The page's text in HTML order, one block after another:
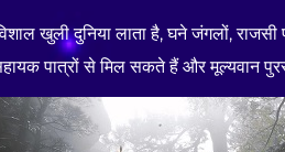
खुली दुनिया लाता है, घने जंगलों,
पात्रों से मिल सकते हैं और मूल्यवान